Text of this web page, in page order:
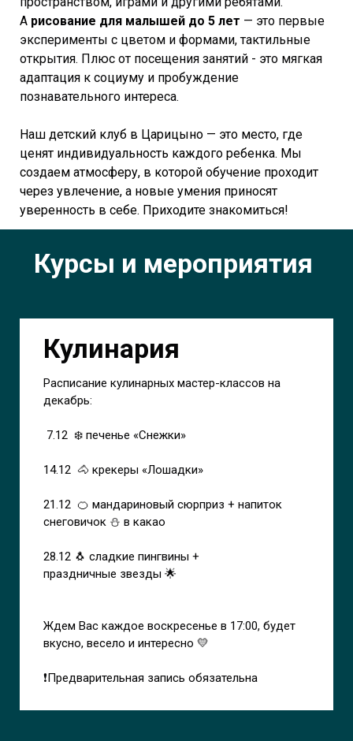
А рисование для малышей до 5 лет — это первые
эксперименты с цветом и формами, тактильные
открытия. Плюс от посещения занятий - это мягкая
адаптация к социуму и пробуждение
познавательного интереса.
Наш детский клуб в Царицыно — это место, где
ценят индивидуальность каждого ребенка. Мы
создаем атмосферу, в которой обучение проходит
через увлечение, а новые умения приносят
уверенность в себе. Приходите знакомиться!
Курсы и мероприятия
Кулинария
Расписание кулинарных мастер-классов на
декабрь:
7.12 ❄️ печенье «Снежки»
14.12 🐴 крекеры «Лошадки»
21.12 🍊 мандариновый сюрприз + напиток
снеговичок ⛄️ в какао
28.12 🐧 сладкие пингвины +
праздничные звезды 🌟
Ждем Вас каждое воскресенье в 17:00, будет
вкусно, весело и интересно 💛
❗Предварительная запись обязательна